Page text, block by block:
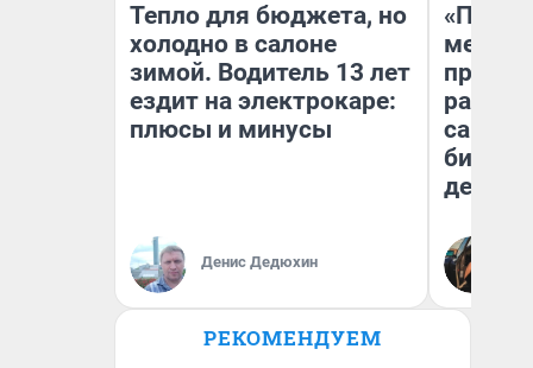
Тепло для бюджета, но
холодно в салоне
зимой. Водитель 13 лет
ездит на электрокаре:
плюсы и минусы
Денис Дедюхин
самом
РЕКОМЕНДУЕМ